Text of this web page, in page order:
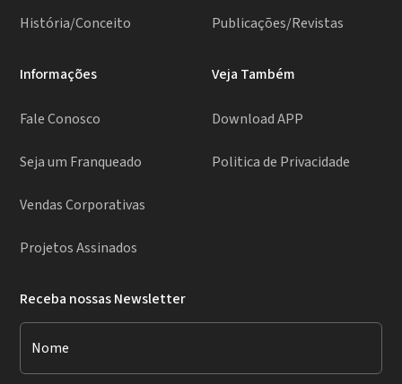
História/Conceito Publicações/Revistas
Informações
Fale Conosco
Seja um Franqueado
Vendas Corporativas
Projetos Assinados
Veja Também
Download APP
Politica de Privacidade
Receba nossas Newsletter
Nome